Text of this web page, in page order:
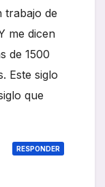
trabajo de
me dicen
de 1500
Este siglo
que
RESPONDER